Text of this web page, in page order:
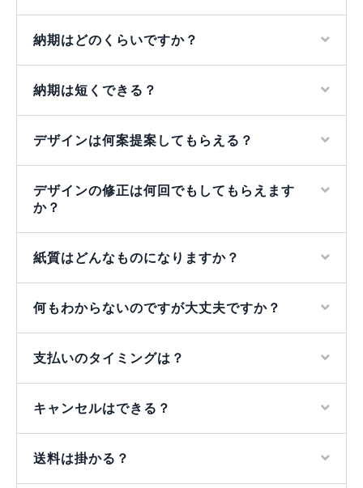
納期はどのくらいですか？
納期は短くできる？
デザインは何案提案してもらえる？
デザインの修正は何回でもしてもらえます
か？
紙質はどんなものになりますか？
何もわからないのですが大丈夫ですか？
支払いのタイミングは？
キャンセルはできる？
送料は掛かる？